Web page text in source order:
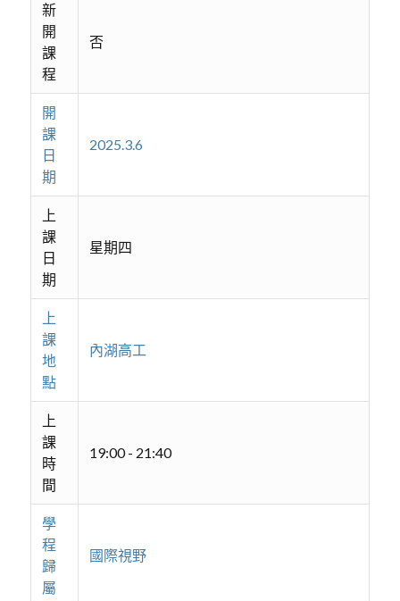
新
開
課
程
否
開
課
日
期
2025.3.6
上
課
日
期
星期四
上
課
地
點
內湖高工
上
課
時
間
19:00 - 21:40
學
程
歸
屬
國際視野